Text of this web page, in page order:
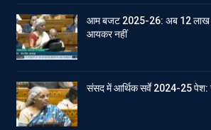
आम बजट 2025-26: अब 12 लाख
आयकर नहीं
संसद में आर्थिक सर्वे 2024-25 पेश: